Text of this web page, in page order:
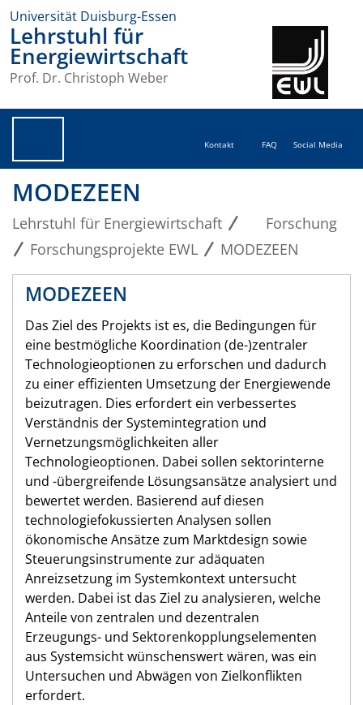
Universität Duisburg-Essen
Lehrstuhl für
Energiewirtschaft
Prof. Dr. Christoph Weber
Kontakt FAQ Social Media
MODEZEEN
Lehrstuhl für Energiewirtschaft
Forschung
Forschungsprojekte EWL
MODEZEEN
MODEZEEN
Das Ziel des Projekts ist es, die Bedingungen für
eine bestmögliche Koordination (de-)zentraler
Technologieoptionen zu erforschen und dadurch
zu einer effizienten Umsetzung der Energiewende
beizutragen. Dies erfordert ein verbessertes
Verständnis der Systemintegration und
Vernetzungsmöglichkeiten aller
Technologieoptionen. Dabei sollen sektorinterne
und -übergreifende Lösungsansätze analysiert und
bewertet werden. Basierend auf diesen
technologiefokussierten Analysen sollen
ökonomische Ansätze zum Marktdesign sowie
Steuerungsinstrumente zur adäquaten
Anreizsetzung im Systemkontext untersucht
werden. Dabei ist das Ziel zu analysieren, welche
Anteile von zentralen und dezentralen
Erzeugungs- und Sektorenkopplungselementen
aus Systemsicht wünschenswert wären, was ein
Untersuchen und Abwägen von Zielkonflikten
erfordert.